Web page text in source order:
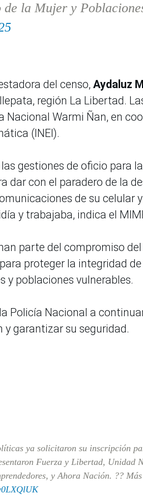
la Mujer y
del censo, Aydaluz
región La Libertad.
Nacional Warmi Ñan, en
(INEI).
gestiones de oficio para
dar con el paradero de la
de su celular
y trabajaba, indica el
parte del compromiso
proteger la integridad
y poblaciones vulnerables.
Policía Nacional a
garantizar su seguridad.
ya solicitaron su inscripción
Fuerza y Libertad, Unidad
y Ahora Nación. ??